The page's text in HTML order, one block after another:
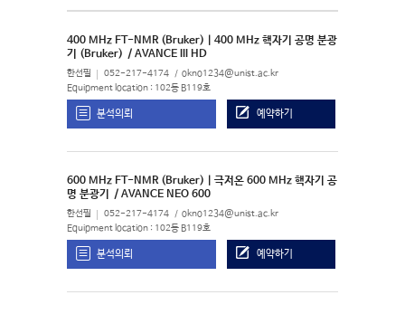
400 MHz FT-NMR (Bruker) | 400 MHz 핵자기 공명 분광
기 (Bruker) / AVANCE III HD
한선필 052-217-4174 okno1234@unist.ac.kr
Equipment location : 102동 B119호
분석의뢰 예약하기
600 MHz FT-NMR (Bruker) | 극저온 600 MHz 핵자기 공
명 분광기
/ AVANCE NEO 600
한선필 052-217-4174 okno1234@unist.ac.kr
Equipment location : 102동 B119호
분석의뢰 예약하기